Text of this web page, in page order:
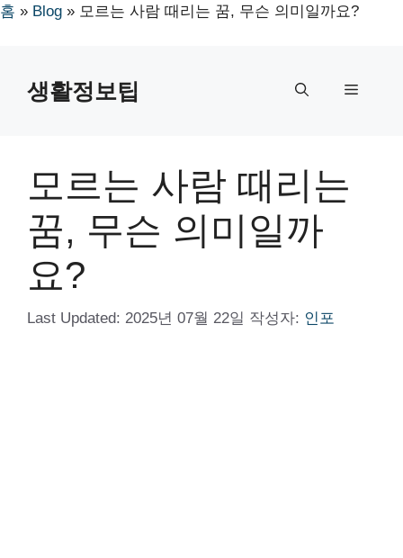
홈 » Blog » 모르는 사람 때리는 꿈, 무슨 의미일까요?
생활정보팁 메
모르는 사람 때리는
꿈, 무슨 의미일까
요?
Last Updated: 2025년 07월 22일 작성자: 인포